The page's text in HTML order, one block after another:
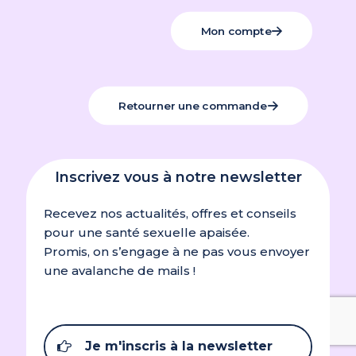
Mon compte
Retourner une commande
Inscrivez vous à notre newsletter
Recevez nos actualités, offres et conseils
pour une santé sexuelle apaisée.
Promis, on s’engage à ne pas vous envoyer
une avalanche de mails !
Je m'inscris à la newsletter